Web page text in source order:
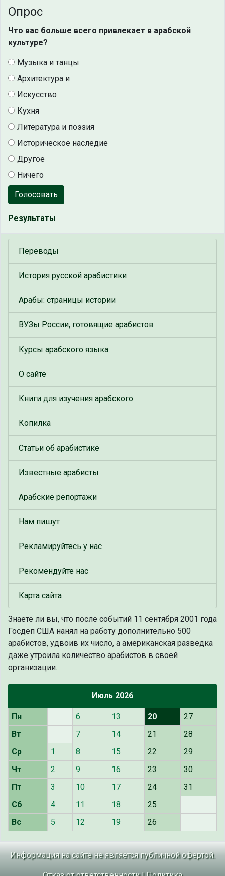
Опрос
Что вас больше всего привлекает в арабской
культуре?
Музыка и танцы
Архитектура и
Искусство
Кухня
Литература и поэзия
Историческое наследие
Другое
Ничего
Голосовать
Результаты
Переводы
История русской арабистики
Арабы: страницы истории
ВУЗы России, готовящие арабистов
Курсы арабского языка
О сайте
Книги для изучения арабского
Копилка
Статьи об арабистике
Известные арабисты
Арабские репортажи
Нам пишут
Рекламируйтесь у нас
Рекомендуйте нас
Карта сайта
Знаете ли вы, что после событий 11 сентября 2001 года
Госдеп США нанял на работу дополнительно 500
арабистов, удвоив их число, а американская разведка
даже утроила количество арабистов в своей
организации.
Июль 2026
Пн 6 13 20
27
Вт
7 14 21
28
Ср
1 8 15 22
29
Чт
2 9 16 23
30
Пт
3 10 17 24
31
Сб
4 11 18
25
Вс
5 12 19 26
Информация на сайте не является публичной офертой.